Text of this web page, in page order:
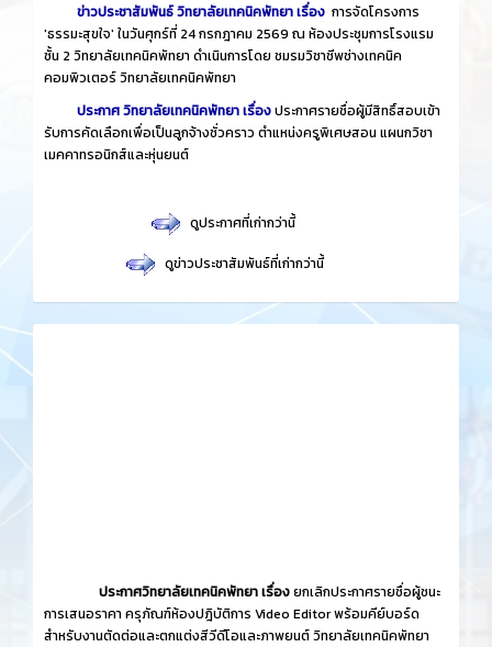
ข่าวประชาสัมพันธ์ วิทยาลัยเทคนิคพัทยา เรื่อง การจัดโครงการ
'ธรรมะสุขใจ' ในวันศุกร์ที่ 24 กรกฎาคม 2569 ณ ห้องประชุมการโรงแรม
ชั้น 2 วิทยาลัยเทคนิคพัทยา ดำเนินการโดย ชมรมวิชาชีพช่างเทคนิค
คอมพิวเตอร์ วิทยาลัยเทคนิคพัทยา
ประกาศ วิทยาลัยเทคนิคพัทยา เรื่องประกาศรายชื่อผู้มีสิทธิ์สอบเข้า
รับการคัดเลือกเพื่อเป็นลูกจ้างชั่วคราว ตำแหน่งครูพิเศษสอน แผนกวิชา
เมคคาทรอนิกส์และหุ่นยนต์
ดูประกาศที่เก่ากว่านี้
ดูข่าวประชาสัมพันธ์ที่เก่ากว่านี้
ประกาศวิทยาลัยเทคนิคพัทยา เรื่องยกเลิกประกาศรายชื่อผู้ชนะ
การเสนอราคา ครุภัณฑ์ห้องปฎิบัติการ Video Editor พร้อมคีย์บอร์ด
สำหรับงานตัดต่อและตกแต่งสีวีดีโอและภาพยนต์ วิทยาลัยเทคนิคพัทยา